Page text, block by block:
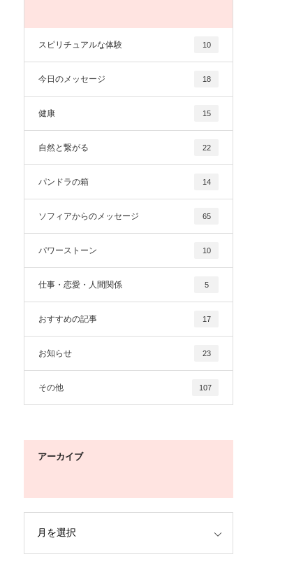
スピリチュアルな体験 10
今日のメッセージ 18
健康 15
自然と繋がる 22
パンドラの箱 14
ソフィアからのメッセージ 65
パワーストーン 10
仕事・恋愛・人間関係 5
おすすめの記事 17
お知らせ 23
その他 107
アーカイブ